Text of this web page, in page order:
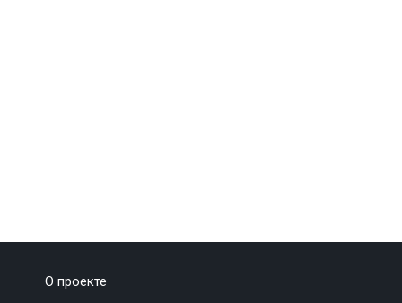
О проекте